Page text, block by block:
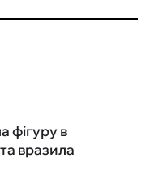
фігуру в
вразила